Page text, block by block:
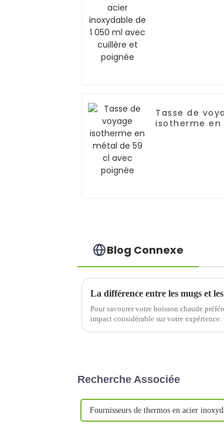
Tasse de
isotherme en
Blog Connexe
La différence entre les mugs et les
Pour savourer votre boisson chaude
impact considérable sur votre expérience.
Recherche Associée
Fournisseurs de thermos en acier